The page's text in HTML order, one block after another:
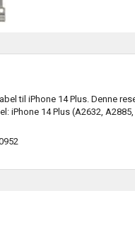
til iPhone 14 Plus. Denne
iPhone 14 Plus (A2632,